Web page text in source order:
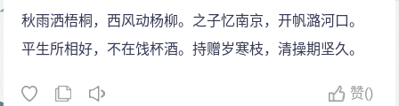
之揜覆。当时广东布政使徐奇统领西南时，赠当地特产
与内廷官员，有人得到馈赠名单呈上皇帝。明成祖看后
时奔赴广东的时候，群臣作诗文赠行，当时恰逢我得病
秋雨洒梧桐，西风动杨柳。之子忆南京，开帆潞河口。
平生所相好，不在饯杯酒。持赠岁寒枝，清操期坚久。
赞()